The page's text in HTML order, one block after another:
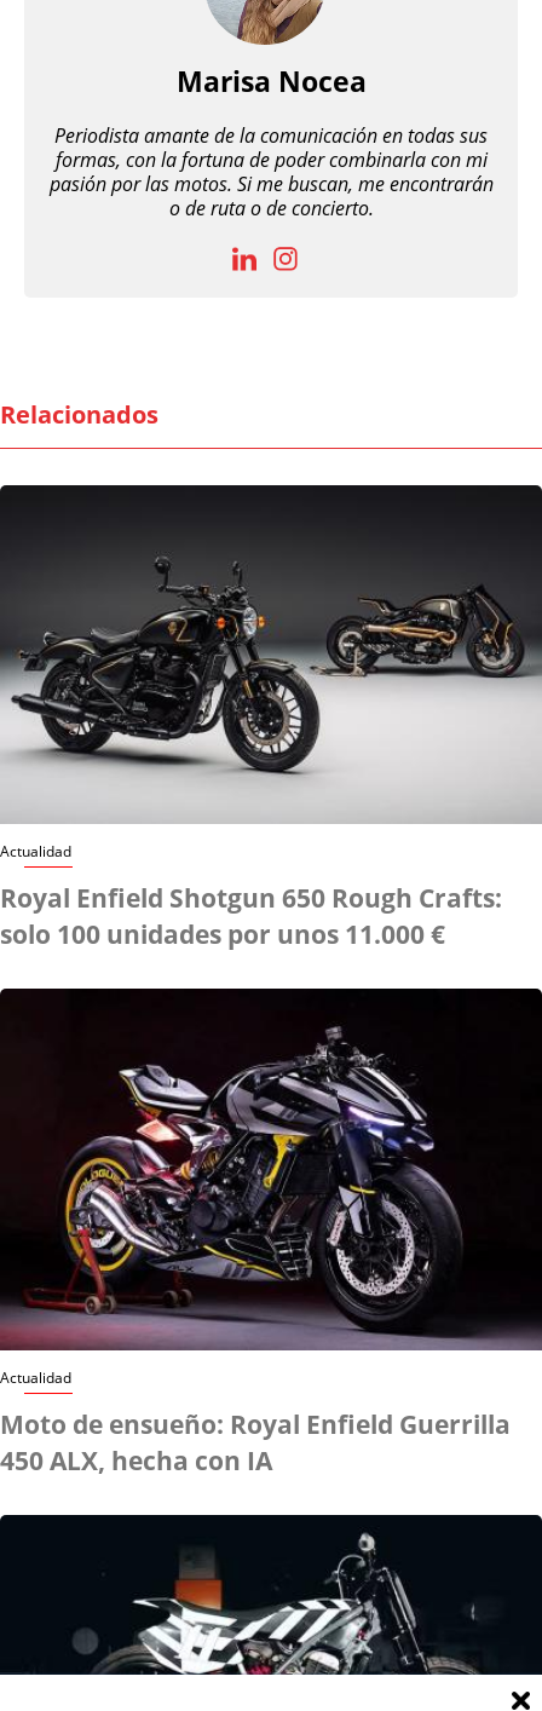
Marisa Nocea
Periodista amante de la comunicación en todas sus
formas, con la fortuna de poder combinarla con mi
pasión por las motos. Si me buscan, me encontrarán
o de ruta o de concierto.
Relacionados
Actualidad
Royal Enfield Shotgun 650 Rough Crafts:
solo 100 unidades por unos 11.000 €
Actualidad
Moto de ensueño: Royal Enfield Guerrilla
450 ALX, hecha con IA